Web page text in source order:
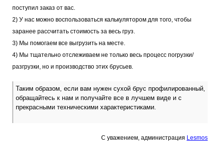
поступил заказ от вас.
2) У нас можно воспользоваться калькулятором для того, чтобы
заранее рассчитать стоимость за весь груз.
3) Мы помогаем все выгрузить на месте.
4) Мы тщательно отслеживаем не только весь процесс погрузки/
разгрузки, но и производство этих брусьев.
Таким образом, если вам нужен сухой брус профилированный,
обращайтесь к нам и получайте все в лучшем виде и с
прекрасными техническими характеристиками.
С уважением, администрация Lesmos